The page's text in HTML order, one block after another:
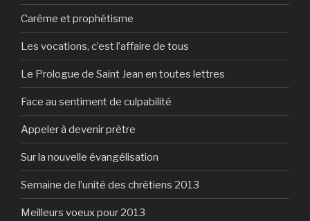
Carême et prophétisme
Les vocations, c’est l’affaire de tous
Le Prologue de Saint Jean en toutes lettres
Face au sentiment de culpabilité
Appeler à devenir prêtre
Sur la nouvelle évangélisation
Semaine de l’unité des chrétiens 2013
Meilleurs voeux pour 2013